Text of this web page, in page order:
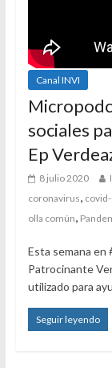
Canal INVI
sociales
Ep
8 julio 2020
coronavirus,
olla común,
Esta semana
Patrocinante
utilizado para
Seguir leyendo